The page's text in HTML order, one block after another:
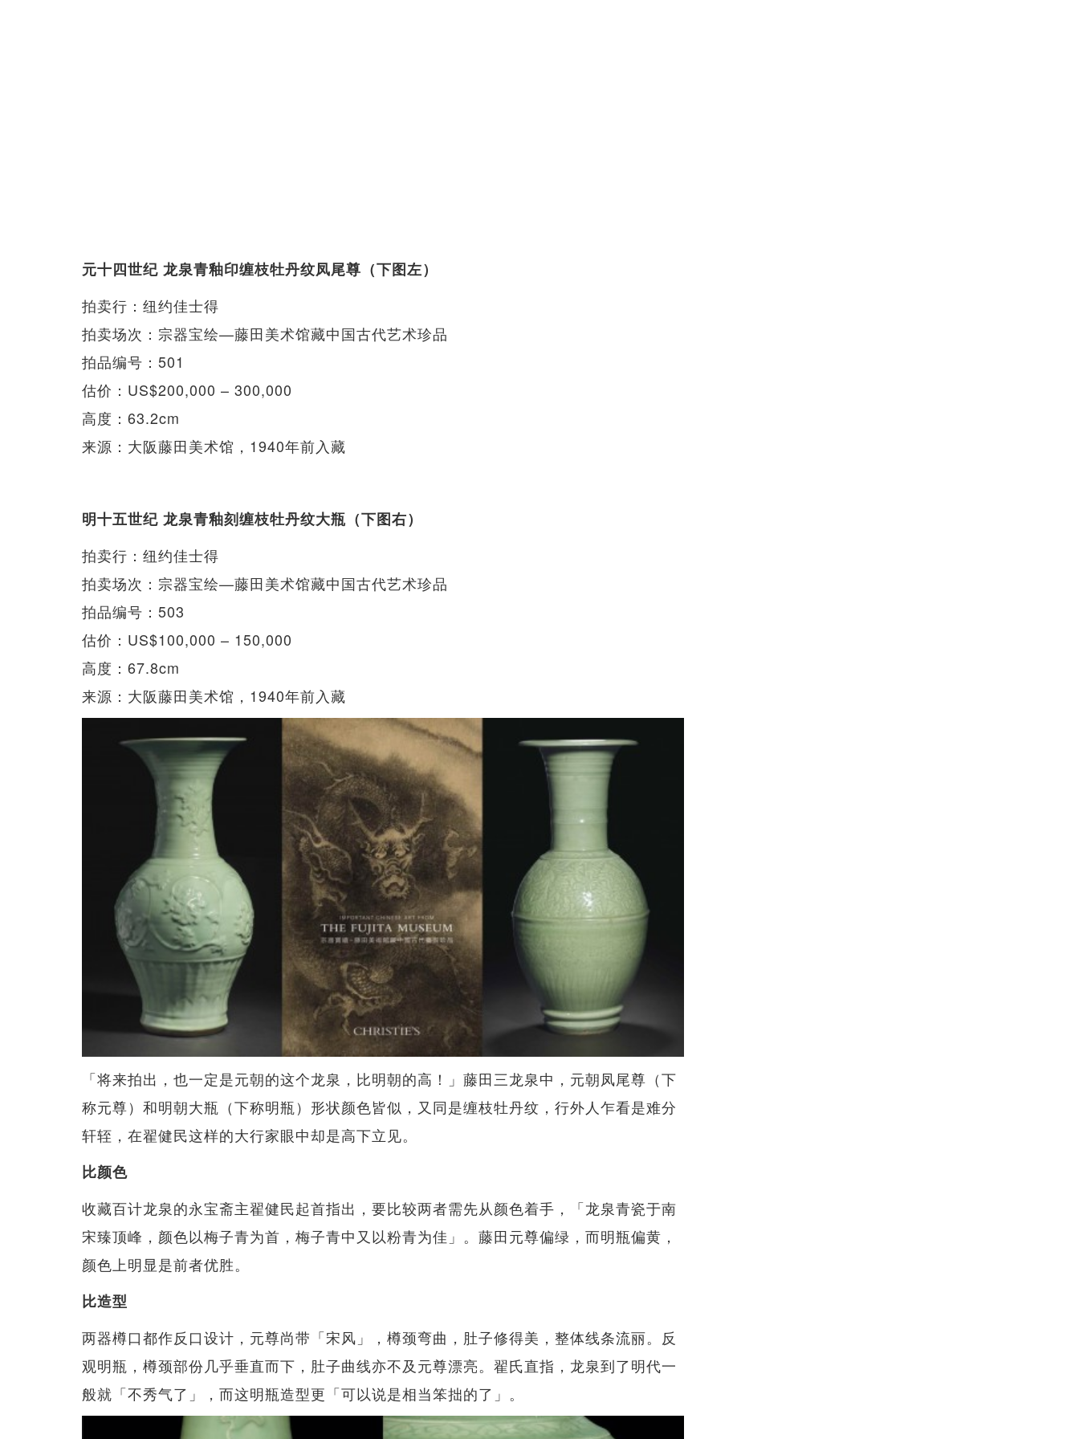
元十四世纪 龙泉青釉印缠枝牡丹纹凤尾尊（下图左）
拍卖行：纽约佳士得
拍卖场次：宗器宝绘—藤田美术馆藏中国古代艺术珍品
拍品编号：501
估价：US$200,000 – 300,000
高度：63.2cm
来源：大阪藤田美术馆，1940年前入藏
明十五世纪 龙泉青釉刻缠枝牡丹纹大瓶（下图右）
拍卖行：纽约佳士得
拍卖场次：宗器宝绘—藤田美术馆藏中国古代艺术珍品
拍品编号：503
估价：US$100,000 – 150,000
高度：67.8cm
来源：大阪藤田美术馆，1940年前入藏
「将来拍出，也一定是元朝的这个龙泉，比明朝的高！」藤田三龙泉中，元朝凤尾尊（下
称元尊）和明朝大瓶（下称明瓶）形状颜色皆似，又同是缠枝牡丹纹，行外人乍看是难分
轩轾，在翟健民这样的大行家眼中却是高下立见。
比颜色
收藏百计龙泉的永宝斋主翟健民起首指出，要比较两者需先从颜色着手，「龙泉青瓷于南
宋臻顶峰，颜色以梅子青为首，梅子青中又以粉青为佳」。藤田元尊偏绿，而明瓶偏黄，
颜色上明显是前者优胜。
比造型
两器樽口都作反口设计，元尊尚带「宋风」，樽颈弯曲，肚子修得美，整体线条流丽。反
观明瓶，樽颈部份几乎垂直而下，肚子曲线亦不及元尊漂亮。翟氏直指，龙泉到了明代一
般就「不秀气了」，而这明瓶造型更「可以说是相当笨拙的了」。